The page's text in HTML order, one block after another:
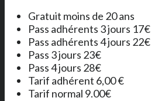
Gratuit moins de 20 ans
Pass adhérents 3 jours 17€
Pass adhérents 4 jours 22€
Pass 3 jours 23€
Pass 4 jours 28€
Tarif adhérent 6,00 €
Tarif normal 9.00€